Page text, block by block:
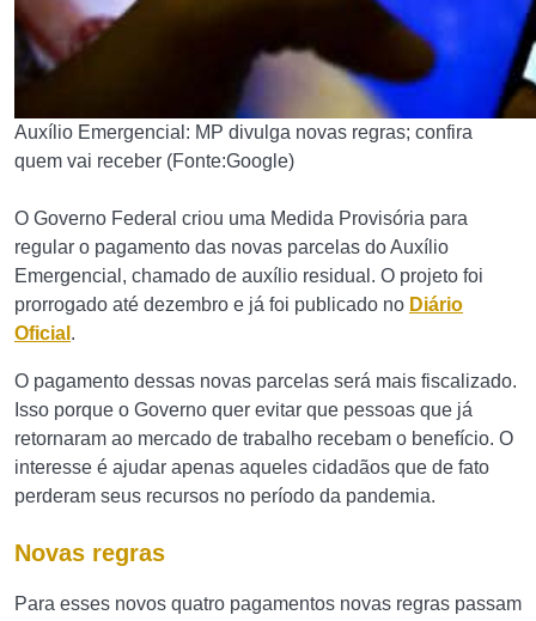
Auxílio Emergencial: MP divulga novas regras; confira
quem vai receber (Fonte:Google)
O Governo Federal criou uma Medida Provisória para
regular o pagamento das novas parcelas do Auxílio
Emergencial, chamado de auxílio residual. O projeto foi
prorrogado até dezembro e já foi publicado no Diário
Oficial .
O pagamento dessas novas parcelas será mais fiscalizado.
Isso porque o Governo quer evitar que pessoas que já
retornaram ao mercado de trabalho recebam o benefício. O
interesse é ajudar apenas aqueles cidadãos que de fato
perderam seus recursos no período da pandemia.
Novas regras
Para esses novos quatro pagamentos novas regras passam